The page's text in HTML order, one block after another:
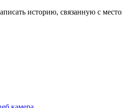
историю, связанную с